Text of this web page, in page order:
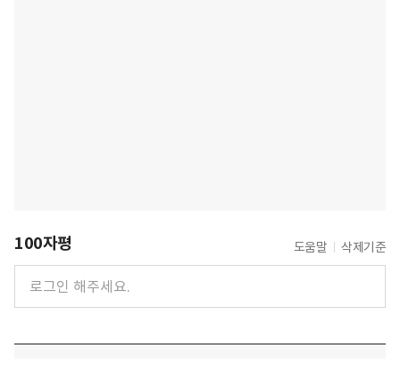
100자평 도움말 삭제기준